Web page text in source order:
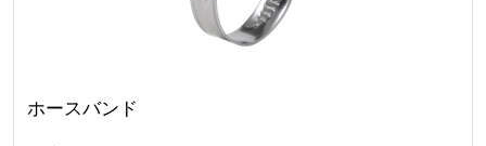
ホースバンド